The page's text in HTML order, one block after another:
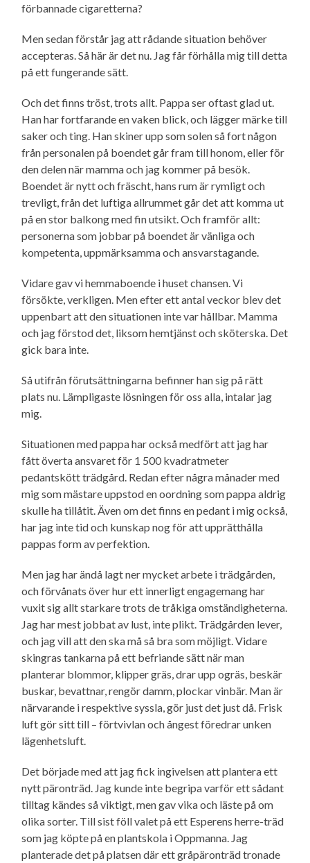
förbannade cigaretterna?
Men sedan förstår jag att rådande situation behöver
accepteras. Så här är det nu. Jag får förhålla mig till detta
på ett fungerande sätt.
Och det finns tröst, trots allt. Pappa ser oftast glad ut.
Han har fortfarande en vaken blick, och lägger märke till
saker och ting. Han skiner upp som solen så fort någon
från personalen på boendet går fram till honom, eller för
den delen när mamma och jag kommer på besök.
Boendet är nytt och fräscht, hans rum är rymligt och
trevligt, från det luftiga allrummet går det att komma ut
på en stor balkong med fin utsikt. Och framför allt:
personerna som jobbar på boendet är vänliga och
kompetenta, uppmärksamma och ansvarstagande.
Vidare gav vi hemmaboende i huset chansen. Vi
försökte, verkligen. Men efter ett antal veckor blev det
uppenbart att den situationen inte var hållbar. Mamma
och jag förstod det, liksom hemtjänst och sköterska. Det
gick bara inte.
Så utifrån förutsättningarna befinner han sig på rätt
plats nu. Lämpligaste lösningen för oss alla, intalar jag
mig.
Situationen med pappa har också medfört att jag har
fått överta ansvaret för 1 500 kvadratmeter
pedantskött trädgård. Redan efter några månader med
mig som mästare uppstod en oordning som pappa aldrig
skulle ha tillåtit. Även om det finns en pedant i mig också,
har jag inte tid och kunskap nog för att upprätthålla
pappas form av perfektion.
Men jag har ändå lagt ner mycket arbete i trädgården,
och förvånats över hur ett innerligt engagemang har
vuxit sig allt starkare trots de tråkiga omständig­heterna.
Jag har mest jobbat av lust, inte plikt. Trädgården lever,
och jag vill att den ska må så bra som möjligt. Vidare
skingras tankarna på ett befriande sätt när man
planterar blommor, klipper gräs, drar upp ogräs, beskär
buskar, bevattnar, rengör damm, plockar vinbär. Man är
närvarande i respektive syssla, gör just det just då. Frisk
luft gör sitt till – förtvivlan och ångest föredrar unken
lägenhetsluft.
Det började med att jag fick ingivelsen att plantera ett
nytt päronträd. Jag kunde inte begripa varför ett sådant
tilltag kändes så viktigt, men gav vika och läste på om
olika sorter. Till sist föll valet på ett Esperens herre-träd
som jag köpte på en plantskola i Oppmanna. Jag
planterade det på platsen där ett gråpäronträd tronade